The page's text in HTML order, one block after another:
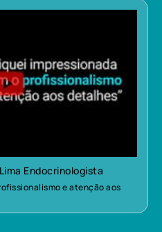
Endocrinologista
e atenção aos